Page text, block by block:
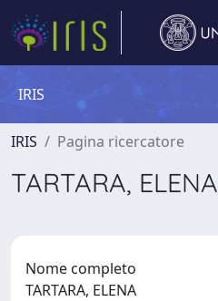
IRIS
IRIS Pagina ricercatore
TARTARA, ELENA
Nome completo
TARTARA, ELENA